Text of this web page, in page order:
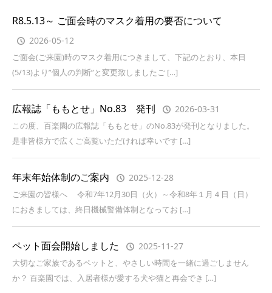
R8.5.13～ ご面会時のマスク着用の要否について
2026-05-12
ご面会(ご来園)時のマスク着用につきまして、下記のとおり、本日
(5/13)より”個人の判断”と変更致しましたご […]
広報誌「ももとせ」No.83 発刊 2026-03-31
この度、百楽園の広報誌「ももとせ」のNo.83が発刊となりました。
是非皆様方で広くご高覧いただければ幸いです […]
年末年始体制のご案内 2025-12-28
ご来園の皆様へ 令和7年12月30日（火）～令和8年１月４日（日）
におきましては、終日機械警備体制となってお […]
ペット面会開始しました 2025-11-27
大切なご家族であるペットと、やさしい時間を一緒に過ごしません
か？ 百楽園では、入居者様が愛する犬や猫と再会でき […]